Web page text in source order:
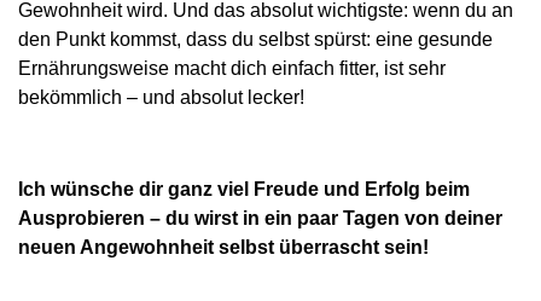
Gewohnheit wird. Und das absolut wichtigste: wenn du an
den Punkt kommst, dass du selbst spürst: eine gesunde
Ernährungsweise macht dich einfach fitter, ist sehr
bekömmlich – und absolut lecker!
Ich wünsche dir ganz viel Freude und Erfolg beim
Ausprobieren – du wirst in ein paar Tagen von deiner
neuen Angewohnheit selbst überrascht sein!